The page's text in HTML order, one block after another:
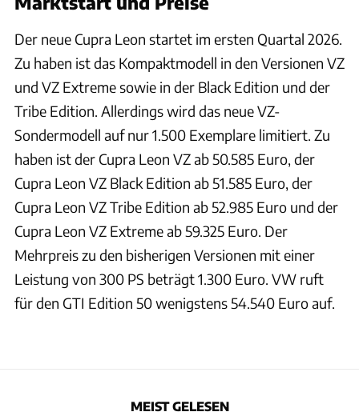
Der neue Cupra Leon startet im ersten Quartal 2026.
Zu haben ist das Kompaktmodell in den Versionen VZ
und VZ Extreme sowie in der Black Edition und der
Tribe Edition. Allerdings wird das neue VZ-
Sondermodell auf nur 1.500 Exemplare limitiert. Zu
haben ist der Cupra Leon VZ ab 50.585 Euro, der
Cupra Leon VZ Black Edition ab 51.585 Euro, der
Cupra Leon VZ Tribe Edition ab 52.985 Euro und der
Cupra Leon VZ Extreme ab 59.325 Euro. Der
Mehrpreis zu den bisherigen Versionen mit einer
Leistung von 300 PS beträgt 1.300 Euro. VW ruft
für den GTI Edition 50 wenigstens 54.540 Euro auf.
MEIST GELESEN